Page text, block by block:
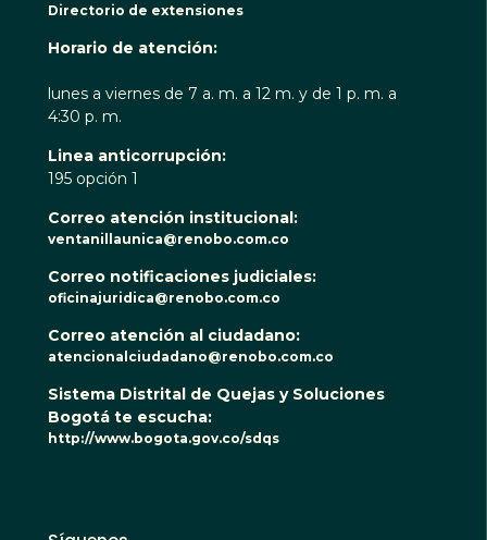
Directorio de extensiones
Horario de atención:
lunes a viernes de 7 a. m. a 12 m. y de 1 p. m. a
4:30 p. m.
Linea anticorrupción:
195 opción 1
Correo atención institucional:
ventanillaunica@renobo.com.co
Correo notificaciones judiciales:
oficinajuridica@renobo.com.co
Correo atención al ciudadano:
atencionalciudadano@renobo.com.co
Sistema Distrital de Quejas y Soluciones
Bogotá te escucha:
http://www.bogota.gov.co/sdqs